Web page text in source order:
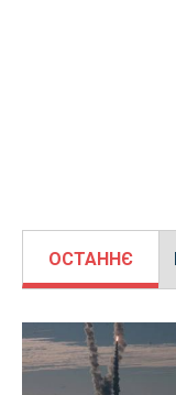
ОСТАННЄ